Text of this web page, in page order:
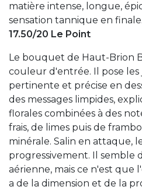
matière intense, longue,
sensation tannique en
17.50/20 Le Point
Le bouquet de Haut-Brion
couleur d'entrée. Il pose les
pertinente et précise en
des messages limpides,
florales combinées à des
frais, de limes puis de
minérale. Salin en attaque,
progressivement. Il semble
aérienne, mais ce n'est que
a de la dimension et de la